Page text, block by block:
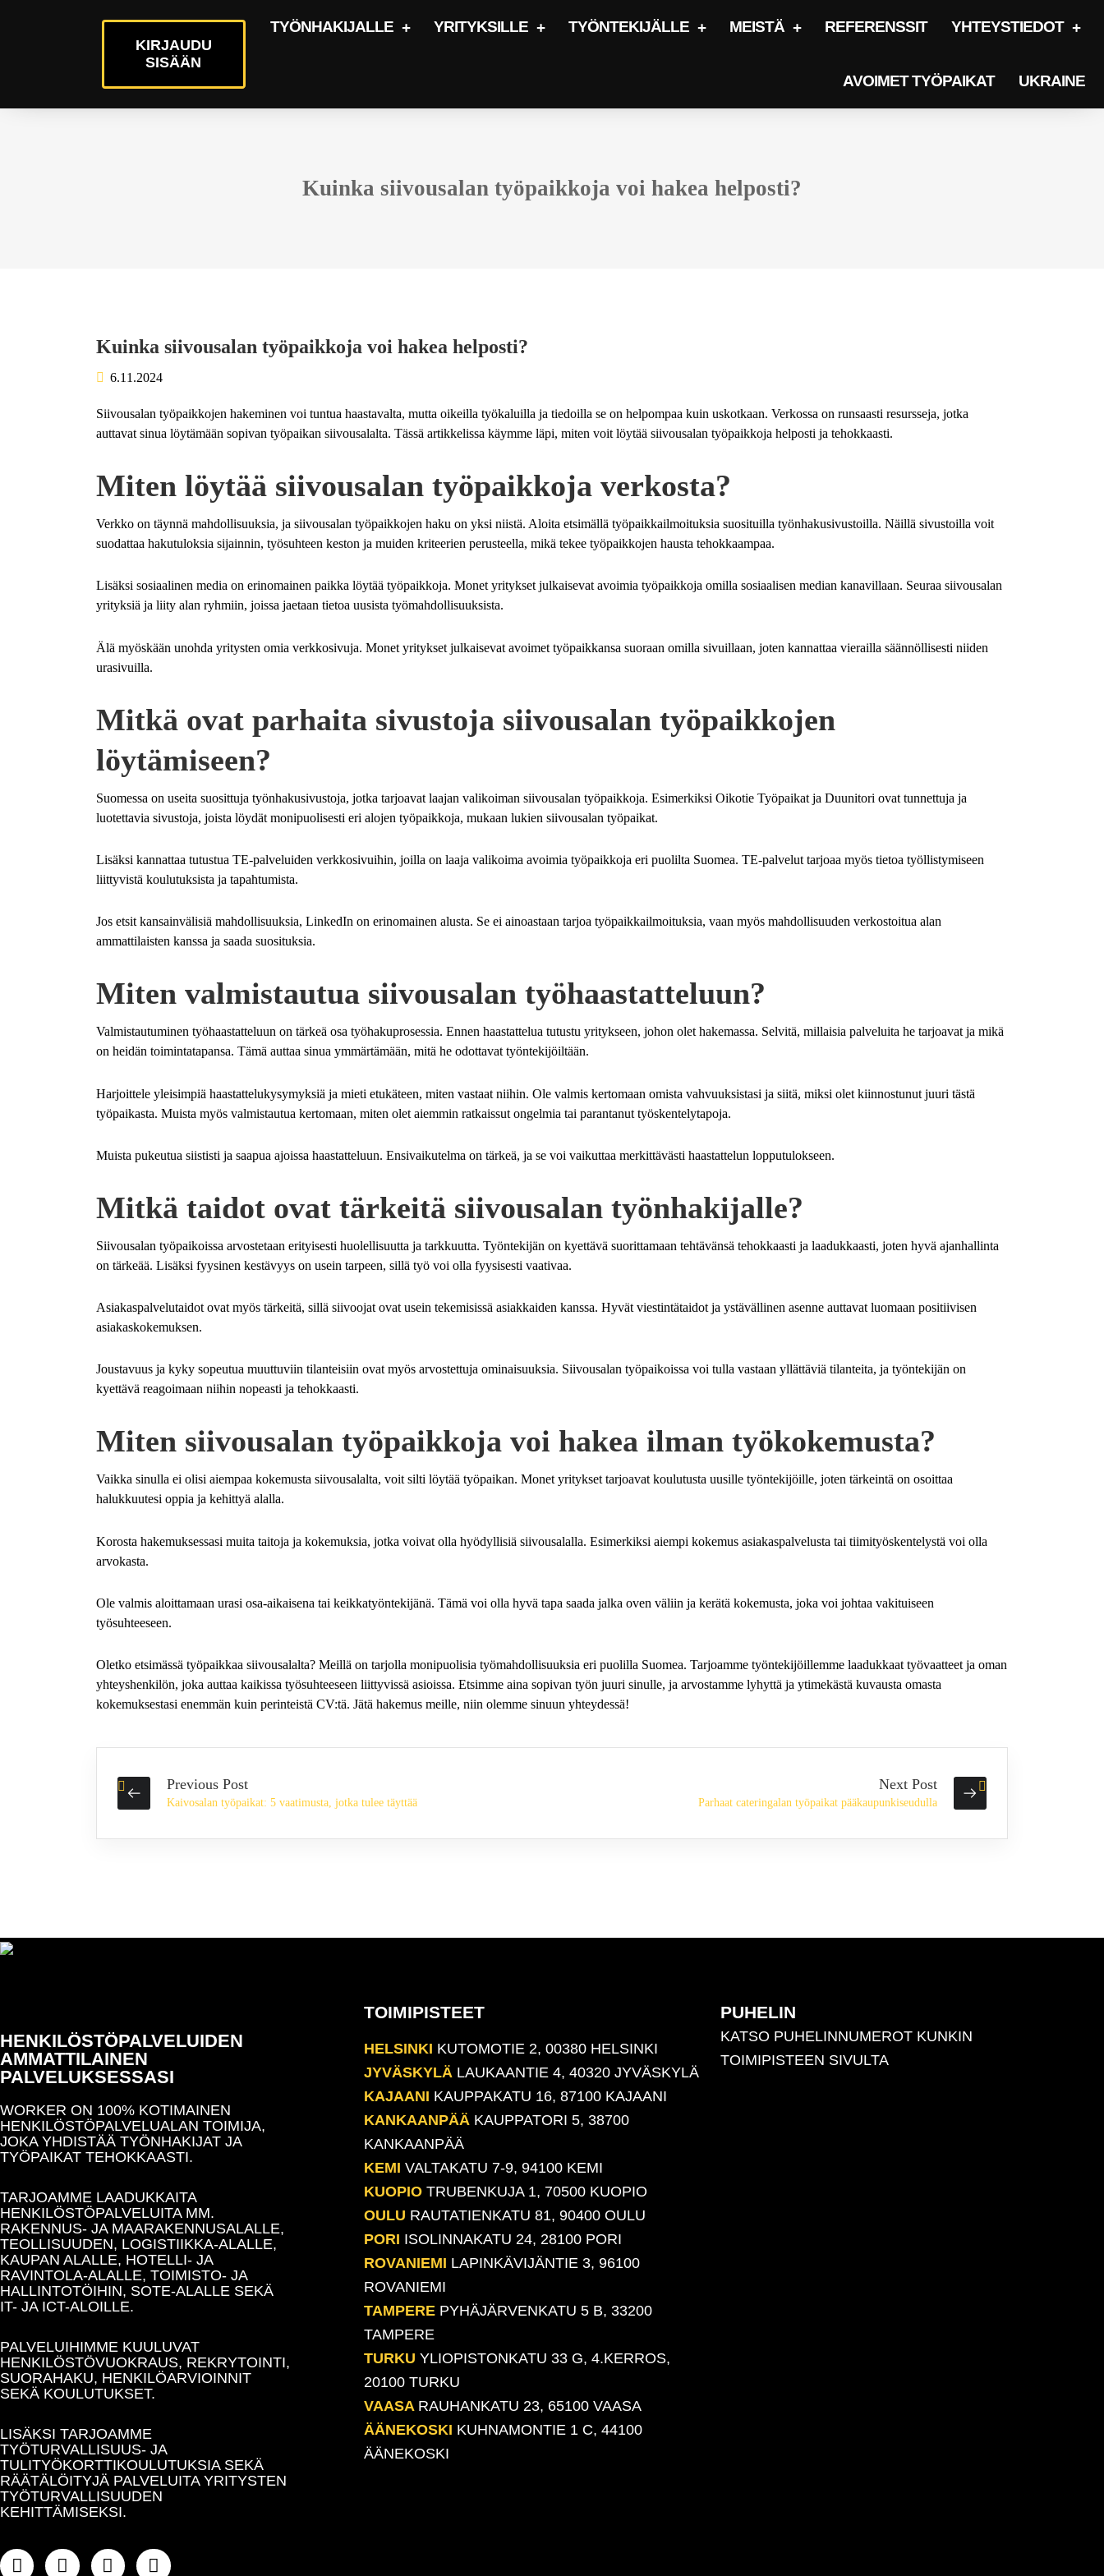
KIRJAUDU
SISÄÄN
TYÖNHAKIJALLE YRITYKSILLE TYÖNTEKIJÄLLE MEISTÄ REFERENSSIT YHTEYSTIEDOT
AVOIMET TYÖPAIKAT UKRAINE
Kuinka siivousalan työpaikkoja voi hakea helposti?
Kuinka siivousalan työpaikkoja voi hakea helposti?
6.11.2024
Siivousalan työpaikkojen hakeminen voi tuntua haastavalta, mutta oikeilla työkaluilla ja tiedoilla se on helpompaa kuin uskotkaan. Verkossa on runsaasti resursseja, jotka
auttavat sinua löytämään sopivan työpaikan siivousalalta. Tässä artikkelissa käymme läpi, miten voit löytää siivousalan työpaikkoja helposti ja tehokkaasti.
Miten löytää siivousalan työpaikkoja verkosta?
Verkko on täynnä mahdollisuuksia, ja siivousalan työpaikkojen haku on yksi niistä. Aloita etsimällä työpaikkailmoituksia suosituilla työnhakusivustoilla. Näillä sivustoilla voit
suodattaa hakutuloksia sijainnin, työsuhteen keston ja muiden kriteerien perusteella, mikä tekee työpaikkojen hausta tehokkaampaa.
Lisäksi sosiaalinen media on erinomainen paikka löytää työpaikkoja. Monet yritykset julkaisevat avoimia työpaikkoja omilla sosiaalisen median kanavillaan. Seuraa siivousalan
yrityksiä ja liity alan ryhmiin, joissa jaetaan tietoa uusista työmahdollisuuksista.
Älä myöskään unohda yritysten omia verkkosivuja. Monet yritykset julkaisevat avoimet työpaikkansa suoraan omilla sivuillaan, joten kannattaa vierailla säännöllisesti niiden
urasivuilla.
Mitkä ovat parhaita sivustoja siivousalan työpaikkojen
löytämiseen?
Suomessa on useita suosittuja työnhakusivustoja, jotka tarjoavat laajan valikoiman siivousalan työpaikkoja. Esimerkiksi Oikotie Työpaikat ja Duunitori ovat tunnettuja ja
luotettavia sivustoja, joista löydät monipuolisesti eri alojen työpaikkoja, mukaan lukien siivousalan työpaikat.
Lisäksi kannattaa tutustua TE-palveluiden verkkosivuihin, joilla on laaja valikoima avoimia työpaikkoja eri puolilta Suomea. TE-palvelut tarjoaa myös tietoa työllistymiseen
liittyvistä koulutuksista ja tapahtumista.
Jos etsit kansainvälisiä mahdollisuuksia, LinkedIn on erinomainen alusta. Se ei ainoastaan tarjoa työpaikkailmoituksia, vaan myös mahdollisuuden verkostoitua alan
ammattilaisten kanssa ja saada suosituksia.
Miten valmistautua siivousalan työhaastatteluun?
Valmistautuminen työhaastatteluun on tärkeä osa työhakuprosessia. Ennen haastattelua tutustu yritykseen, johon olet hakemassa. Selvitä, millaisia palveluita he tarjoavat ja mikä
on heidän toimintatapansa. Tämä auttaa sinua ymmärtämään, mitä he odottavat työntekijöiltään.
Harjoittele yleisimpiä haastattelukysymyksiä ja mieti etukäteen, miten vastaat niihin. Ole valmis kertomaan omista vahvuuksistasi ja siitä, miksi olet kiinnostunut juuri tästä
työpaikasta. Muista myös valmistautua kertomaan, miten olet aiemmin ratkaissut ongelmia tai parantanut työskentelytapoja.
Muista pukeutua siististi ja saapua ajoissa haastatteluun. Ensivaikutelma on tärkeä, ja se voi vaikuttaa merkittävästi haastattelun lopputulokseen.
Mitkä taidot ovat tärkeitä siivousalan työnhakijalle?
Siivousalan työpaikoissa arvostetaan erityisesti huolellisuutta ja tarkkuutta. Työntekijän on kyettävä suorittamaan tehtävänsä tehokkaasti ja laadukkaasti, joten hyvä ajanhallinta
on tärkeää. Lisäksi fyysinen kestävyys on usein tarpeen, sillä työ voi olla fyysisesti vaativaa.
Asiakaspalvelutaidot ovat myös tärkeitä, sillä siivoojat ovat usein tekemisissä asiakkaiden kanssa. Hyvät viestintätaidot ja ystävällinen asenne auttavat luomaan positiivisen
asiakaskokemuksen.
Joustavuus ja kyky sopeutua muuttuviin tilanteisiin ovat myös arvostettuja ominaisuuksia. Siivousalan työpaikoissa voi tulla vastaan yllättäviä tilanteita, ja työntekijän on
kyettävä reagoimaan niihin nopeasti ja tehokkaasti.
Miten siivousalan työpaikkoja voi hakea ilman työkokemusta?
Vaikka sinulla ei olisi aiempaa kokemusta siivousalalta, voit silti löytää työpaikan. Monet yritykset tarjoavat koulutusta uusille työntekijöille, joten tärkeintä on osoittaa
halukkuutesi oppia ja kehittyä alalla.
Korosta hakemuksessasi muita taitoja ja kokemuksia, jotka voivat olla hyödyllisiä siivousalalla. Esimerkiksi aiempi kokemus asiakaspalvelusta tai tiimityöskentelystä voi olla
arvokasta.
Ole valmis aloittamaan urasi osa-aikaisena tai keikkatyöntekijänä. Tämä voi olla hyvä tapa saada jalka oven väliin ja kerätä kokemusta, joka voi johtaa vakituiseen
työsuhteeseen.
Oletko etsimässä työpaikkaa siivousalalta? Meillä on tarjolla monipuolisia työmahdollisuuksia eri puolilla Suomea. Tarjoamme työntekijöillemme laadukkaat työvaatteet ja oman
yhteyshenkilön, joka auttaa kaikissa työsuhteeseen liittyvissä asioissa. Etsimme aina sopivan työn juuri sinulle, ja arvostamme lyhyttä ja ytimekästä kuvausta omasta
kokemuksestasi enemmän kuin perinteistä CV:tä. Jätä hakemus meille, niin olemme sinuun yhteydessä!
Previous Post
Kaivosalan työpaikat: 5 vaatimusta, jotka tulee täyttää
Next Post
Parhaat cateringalan työpaikat pääkaupunkiseudulla
HENKILÖSTÖPALVELUIDEN
AMMATTILAINEN
PALVELUKSESSASI
WORKER ON 100% KOTIMAINEN
HENKILÖSTÖPALVELUALAN TOIMIJA,
JOKA YHDISTÄÄ TYÖNHAKIJAT JA
TYÖPAIKAT TEHOKKAASTI.
TARJOAMME LAADUKKAITA
HENKILÖSTÖPALVELUITA MM.
RAKENNUS- JA MAARAKENNUSALALLE,
TEOLLISUUDEN, LOGISTIIKKA-ALALLE,
KAUPAN ALALLE, HOTELLI- JA
RAVINTOLA-ALALLE, TOIMISTO- JA
HALLINTOTÖIHIN, SOTE-ALALLE SEKÄ
IT- JA ICT-ALOILLE.
PALVELUIHIMME KUULUVAT
HENKILÖSTÖVUOKRAUS, REKRYTOINTI,
SUORAHAKU, HENKILÖARVIOINNIT
SEKÄ KOULUTUKSET.
LISÄKSI TARJOAMME
TYÖTURVALLISUUS- JA
TULITYÖKORTTIKOULUTUKSIA SEKÄ
RÄÄTÄLÖITYJÄ PALVELUITA YRITYSTEN
TYÖTURVALLISUUDEN
KEHITTÄMISEKSI.
TOIMIPISTEET
HELSINKI KUTOMOTIE 2, 00380 HELSINKI
JYVÄSKYLÄ LAUKAANTIE 4, 40320 JYVÄSKYLÄ
KAJAANI KAUPPAKATU 16, 87100 KAJAANI
KANKAANPÄÄ KAUPPATORI 5, 38700
KANKAANPÄÄ
KEMIVALTAKATU 7-9, 94100 KEMI
KUOPIOTRUBENKUJA 1, 70500 KUOPIO
OULU RAUTATIENKATU 81, 90400 OULU
PORI ISOLINNAKATU 24, 28100 PORI
ROVANIEMI LAPINKÄVIJÄNTIE 3, 96100
ROVANIEMI
TAMPERE PYHÄJÄRVENKATU 5 B, 33200
TAMPERE
TURKU YLIOPISTONKATU 33 G, 4.KERROS,
20100 TURKU
VAASA RAUHANKATU 23, 65100 VAASA
ÄÄNEKOSKI KUHNAMONTIE 1 C, 44100
ÄÄNEKOSKI
PUHELIN
KATSO PUHELINNUMEROT KUNKIN
TOIMIPISTEEN SIVULTA